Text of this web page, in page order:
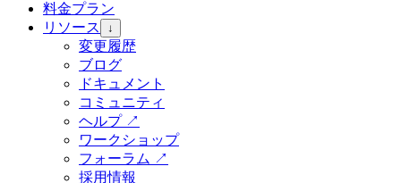
料金プラン
リソース
↓
変更履歴
ブログ
ドキュメント
コミュニティ
ヘルプ↗
ワークショップ
フォーラム ↗
採用情報